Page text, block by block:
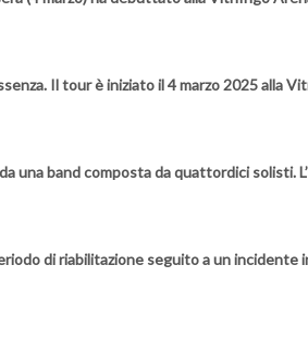
Il tour è iniziato il 4 marzo 2025 alla
una band composta da quattordici
di riabilitazione seguito a un